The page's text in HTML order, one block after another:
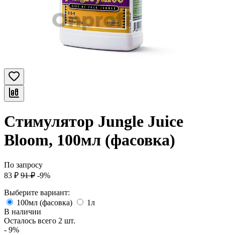
Стимулятор Jungle Juice
Bloom, 100мл (фасовка)
По запросу
83 ₽ 91 ₽ -9%
Выберите вариант:
100мл (фасовка)
1л
В наличии
Осталось всего 2 шт.
- 9%